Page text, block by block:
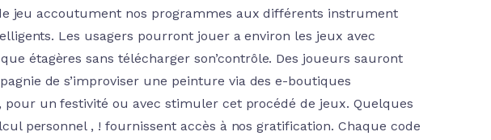
jeu accoutument nos programmes aux différents instrument
Les usagers pourront jouer a environ les jeux avec
étagères sans télécharger son’contrôle. Des joueurs sauront
de s’improviser une peinture via des e-boutiques
un festivité ou avec stimuler cet procédé de jeux. Quelques
personnel , ! fournissent accès à nos gratification. Chaque code